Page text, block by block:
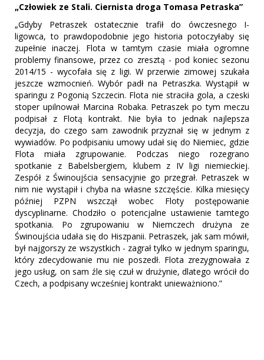
„Człowiek ze Stali. Ciernista droga Tomasa Petraska”
„Gdyby Petraszek ostatecznie trafił do ówczesnego I-
ligowca, to prawdopodobnie jego historia potoczyłaby się
zupełnie inaczej. Flota w tamtym czasie miała ogromne
problemy finansowe, przez co zresztą - pod koniec sezonu
2014/15 - wycofała się z ligi. W przerwie zimowej szukała
jeszcze wzmocnień. Wybór padł na Petraszka. Wystąpił w
sparingu z Pogonią Szczecin. Flota nie straciła gola, a czeski
stoper upilnował Marcina Robaka. Petraszek po tym meczu
podpisał z Flotą kontrakt. Nie była to jednak najlepsza
decyzja, do czego sam zawodnik przyznał się w jednym z
wywiadów. Po podpisaniu umowy udał się do Niemiec, gdzie
Flota miała zgrupowanie. Podczas niego rozegrano
spotkanie z Babelsbergiem, klubem z IV ligi niemieckiej.
Zespół z Świnoujścia sensacyjnie go przegrał. Petraszek w
nim nie wystąpił i chyba na własne szczęście. Kilka miesięcy
później PZPN wszczął wobec Floty postępowanie
dyscyplinarne. Chodziło o potencjalne ustawienie tamtego
spotkania. Po zgrupowaniu w Niemczech drużyna ze
Świnoujścia udała się do Hiszpanii. Petraszek, jak sam mówił,
był najgorszy ze wszystkich - zagrał tylko w jednym sparingu,
który zdecydowanie mu nie poszedł. Flota zrezygnowała z
jego usług, on sam źle się czuł w drużynie, dlatego wrócił do
Czech, a podpisany wcześniej kontrakt unieważniono.”